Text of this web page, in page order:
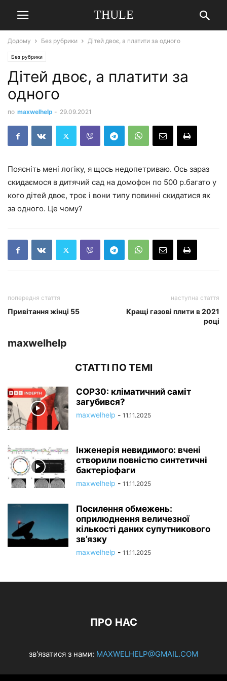
THULE
Додому Без рубрики Дітей двоє, а платити за одного
Без рубрики
Дітей двоє, а платити за
одного
по maxwelhelp - 29.09.2021
Поясніть мені логіку, я щось недопетриваю. Ось зараз
скидаємося в дитячий сад на домофон по 500 р.багато у
кого дітей двоє, троє і вони типу повинні скидатися як
за одного. Це чому?
попередня стаття
Привітання жінці 55
наступна стаття
Кращі газові плити в 2021
році
maxwelhelp
СТАТТІ ПО ТЕМІ
COP30: кліматичний саміт
загубився?
maxwelhelp - 11.11.2025
Інженерія невидимого: вчені
створили повністю синтетичні
бактеріофаги
maxwelhelp - 11.11.2025
Посилення обмежень:
оприлюднення величезної
кількості даних супутникового
зв’язку
maxwelhelp - 11.11.2025
ПРО НАС
зв'язатися з нами: MAXWELHELP@GMAIL.COM